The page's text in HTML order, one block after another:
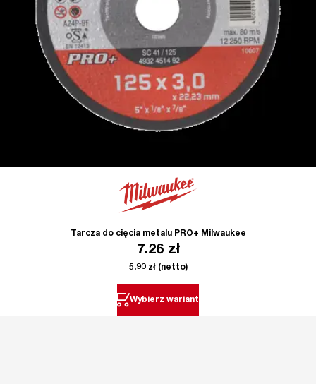
Tarcza do cięcia metalu PRO+ Milwaukee
7.26 zł
5.90 zł(netto)
Wybierz wariant